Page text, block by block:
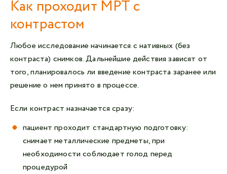
Как проходит МРТ с
контрастом
Любое исследование начинается с нативных (без
контраста) снимков. Дальнейшие действия зависят от
того, планировалось ли введение контраста заранее или
решение о нем принято в процессе.
Если контраст назначается сразу:
пациент проходит стандартную подготовку:
снимает металлические предметы, при
необходимости соблюдает голод перед
процедурой